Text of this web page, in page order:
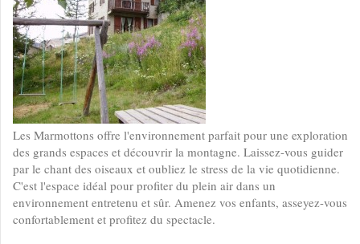
Les Marmottons offre l'environnement parfait pour une exploration
des grands espaces et découvrir la montagne. Laissez-vous guider
par le chant des oiseaux et oubliez le stress de la vie quotidienne.
C'est l'espace idéal pour profiter du plein air dans un
environnement entretenu et sûr. Amenez vos enfants, asseyez-vous
confortablement et profitez du spectacle.